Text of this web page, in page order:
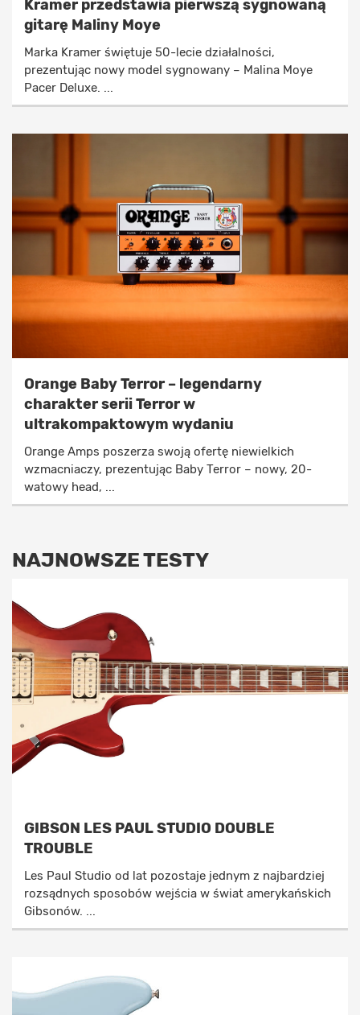
Kramer przedstawia pierwszą sygnowaną
gitarę Maliny Moye
Marka Kramer świętuje 50-lecie działalności,
prezentując nowy model sygnowany – Malina Moye
Pacer Deluxe. ...
Orange Baby Terror – legendarny
charakter serii Terror w
ultrakompaktowym wydaniu
Orange Amps poszerza swoją ofertę niewielkich
wzmacniaczy, prezentując Baby Terror – nowy, 20-
watowy head, ...
NAJNOWSZE TESTY
GIBSON LES PAUL STUDIO DOUBLE
TROUBLE
Les Paul Studio od lat pozostaje jednym z najbardziej
rozsądnych sposobów wejścia w świat amerykańskich
Gibsonów. ...